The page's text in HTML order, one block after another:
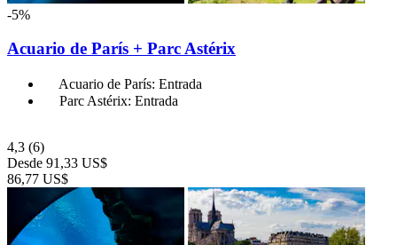
-5%
Acuario de París + Parc Astérix
Acuario de París: Entrada
Parc Astérix: Entrada
4,3 (6)
Desde 91,33 US$
86,77 US$